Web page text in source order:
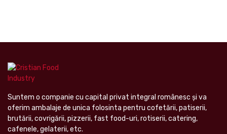
Suntem o companie cu capital privat integral românesc şi va
oferim ambalaje de unica folosinta pentru cofetării, patiserii,
brutării, covrigării, pizzerii, fast food-uri, rotiserii, catering,
cafenele, gelaterii, etc.